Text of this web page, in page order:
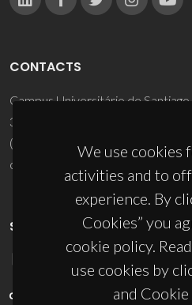
We use cookies
activities and to
experience. By
Cookies” you
cookie policy.
use cookies by
and
CONTACTS
Campus Universitário de Santiago
3810-193 Aveiro - Portugal
(+351) 234 370 200
ciceco@ua.pt
SPONSORS